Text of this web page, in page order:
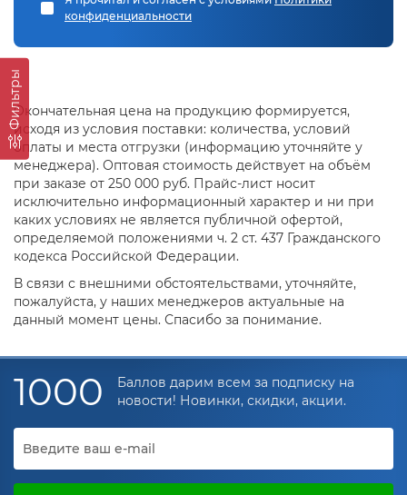
Фильтры
конфиденциальности
Окончательная цена на продукцию формируется,
исходя из условия поставки: количества, условий
оплаты и места отгрузки (информацию уточняйте у
менеджера). Оптовая стоимость действует на объём
при заказе от 250 000 руб. Прайс-лист носит
исключительно информационный характер и ни при
каких условиях не является публичной офертой,
определяемой положениями ч. 2 ст. 437 Гражданского
кодекса Российской Федерации.
В связи с внешними обстоятельствами, уточняйте,
пожалуйста, у наших менеджеров актуальные на
данный момент цены. Спасибо за понимание.
1000
Баллов дарим всем за подписку на
новости! Новинки, скидки, акции.